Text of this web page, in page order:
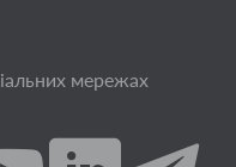
мережах